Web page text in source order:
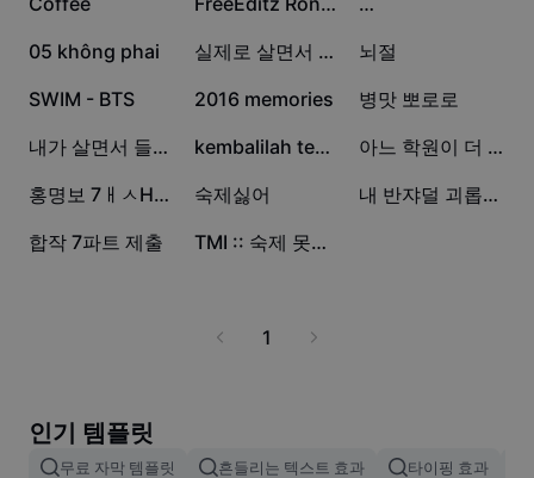
이미지 병합
CapCut 서비스 약관 정보
Dreamina Seedance 2.0 Launch
1.7만
05 không phai 1.3만 실제로 살면서 들었던말 8.1천
뇌절
1.6천
SWIM - BTS 996
2016 memories 978
병맛 뽀로로
847 내가 살면서 들었던 최악에 말들 476 kembalilah temanku 187 아느 학원이 더 최악이야?
61 홍명보 7ㅐㅅH77l 60
숙제싫어 3 내 반쟈덜 괴롭히면 망해!!!
1
합작 7파트 제출 1 TMI :: 숙제 못햇더요 ㅋ
1
인기 템플릿
무료 자막 템플릿 흔들리는 텍스트 효과 타이핑 효과